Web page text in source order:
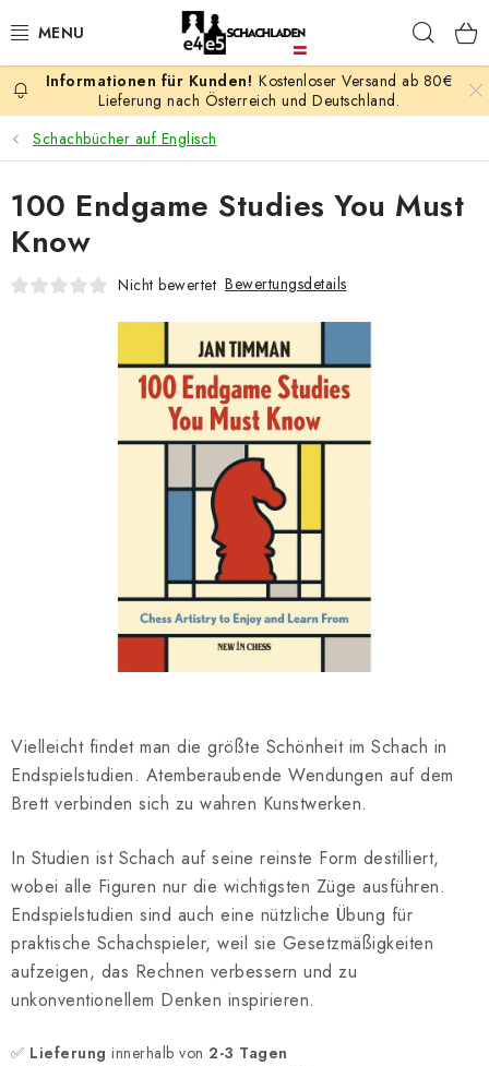
Inhalt
AKTION
SCHACHSPIELE
SCHACHFIGUREN
SCHACHUHREN
SCHACHBÜCHER
SCHACH-ANTIQUITÄTENLADEN
SCHACH GESCHENKE
Kontakt FAQ Über uns
Schachblog
Geschäftsbedingungen
Kostenloser Versand ab 80€
Lieferung nach Österreich und Deutschland.
Schachbücher auf Englisch
Vielleicht findet man die größte Schönheit im Schach in
Endspielstudien. Atemberaubende Wendungen auf dem
Brett verbinden sich zu wahren Kunstwerken.
In Studien ist Schach auf seine reinste Form destilliert,
wobei alle Figuren nur die wichtigsten Züge ausführen.
Endspielstudien sind auch eine nützliche Übung für
praktische Schachspieler, weil sie Gesetzmäßigkeiten
aufzeigen, das Rechnen verbessern und zu
unkonventionellem Denken inspirieren.
✅ Lieferung innerhalb von 2-3 Tagen
100 Endgame Studies You Must
Know
Nicht bewertet Bewertungsdetails